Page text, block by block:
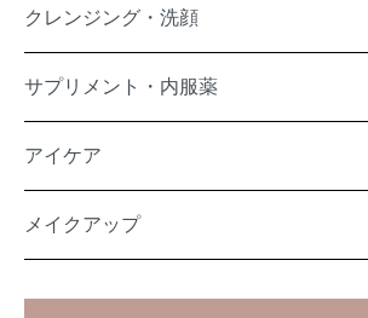
クレンジング・洗顔
サプリメント・内服薬
アイケア
メイクアップ